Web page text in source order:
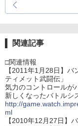
関連記事
□関連情報
【2011年1月28日】
ティメット武闘伝」
気力のコントロールが
新しくなったバトルシ
http://
ml
【2010年12月27日】